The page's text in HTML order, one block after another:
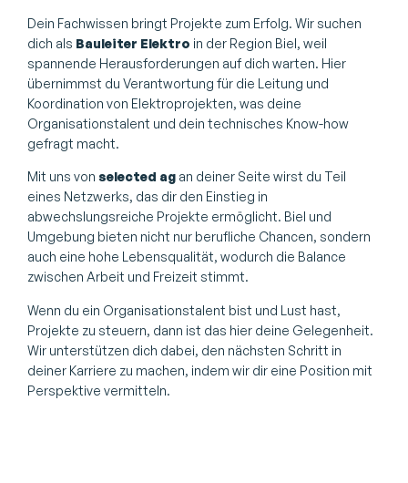
Dein Fachwissen bringt Projekte zum Erfolg. Wir suchen
dich als Bauleiter Elektro in der Region Biel, weil
spannende Herausforderungen auf dich warten. Hier
übernimmst du Verantwortung für die Leitung und
Koordination von Elektroprojekten, was deine
Organisationstalent und dein technisches Know-how
gefragt macht.
Mit uns von selected ag an deiner Seite wirst du Teil
eines Netzwerks, das dir den Einstieg in
abwechslungsreiche Projekte ermöglicht. Biel und
Umgebung bieten nicht nur berufliche Chancen, sondern
auch eine hohe Lebensqualität, wodurch die Balance
zwischen Arbeit und Freizeit stimmt.
Wenn du ein Organisationstalent bist und Lust hast,
Projekte zu steuern, dann ist das hier deine Gelegenheit.
Wir unterstützen dich dabei, den nächsten Schritt in
deiner Karriere zu machen, indem wir dir eine Position mit
Perspektive vermitteln.